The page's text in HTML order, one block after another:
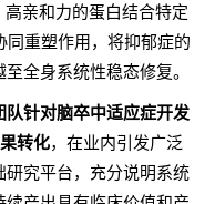
亲和力的蛋白结合特定
同重塑作用，将抑郁症的
全身系统性稳态修复。
队针对脑卒中适应症开发
转化，在业内引发广泛
究平台，充分说明系统